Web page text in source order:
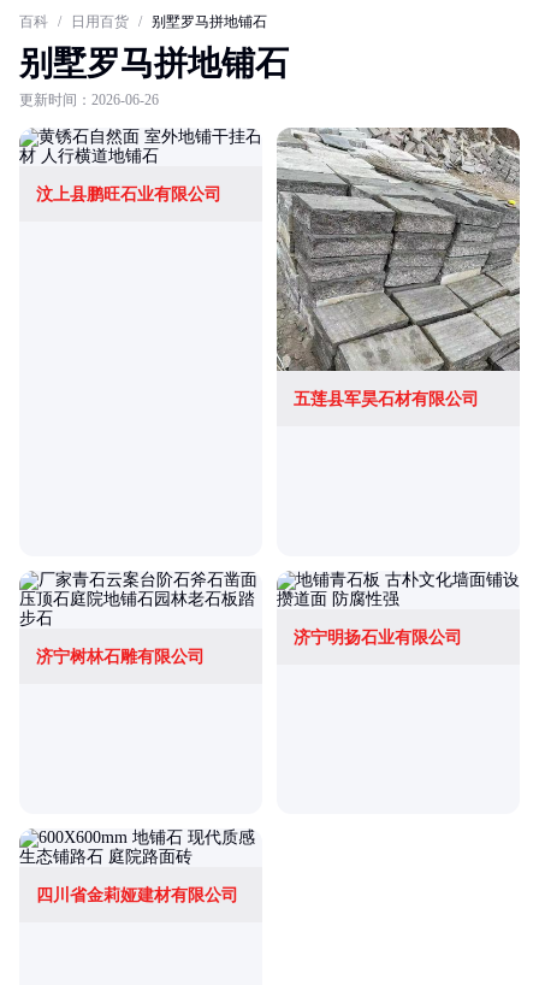
百科 / 日用百货 / 别墅罗马拼地铺石
别墅罗马拼地铺石
更新时间：2026-06-26
汶上县鹏旺石业有限公司
五莲县军昊石材有限公司
济宁树林石雕有限公司
济宁明扬石业有限公司
四川省金莉娅建材有限公司